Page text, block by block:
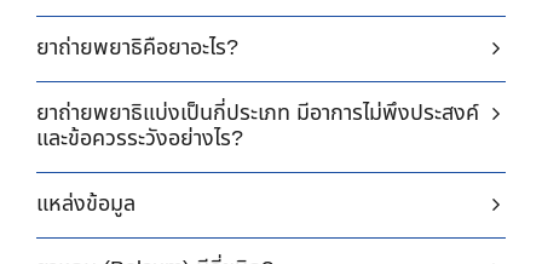
ยาถ่ายพยาธิคือยาอะไร?
ยาถ่ายพยาธิแบ่งเป็นกี่ประเภท มีอาการไม่พึงประสงค์
และข้อควรระวังอย่างไร?
แหล่งข้อมูล